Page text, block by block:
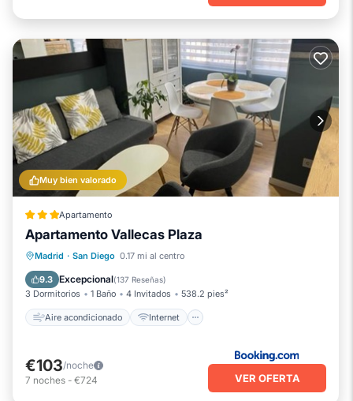
Muy bien valorado
Apartamento
Apartamento Vallecas Plaza
Madrid · San Diego 0.17 mi al centro
9.3 Excepcional(137 Reseñas)
3 Dormitorios 1 Baño 4 Invitados 538.2 pies²
Aire acondicionado Internet
Aire acondicionado
Apto para niños
€103/noche
7 noches - €724 VER OFERTA